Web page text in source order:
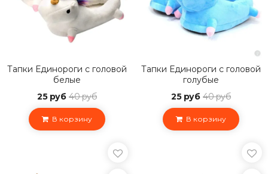
Тапки Единороги с головой
белые
25 руб 40 руб
В корзину
Тапки Единороги с головой
голубые
25 руб 40 руб
В корзину